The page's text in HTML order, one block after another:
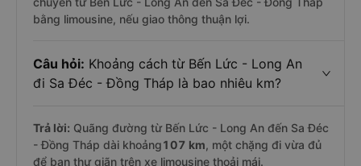
bằng limousine, nếu giao thông thuận lợi.
Câu hỏi: Khoảng cách từ Bến Lức - Long An
đi Sa Đéc - Đồng Tháp là bao nhiêu km?
Trả lời: Quãng đường từ Bến Lức - Long An đến Sa Đéc
- Đồng Tháp dài khoảng107 km, một chặng đi vừa đủ
để bạn thư giãn trên xe limousine thoải mái.